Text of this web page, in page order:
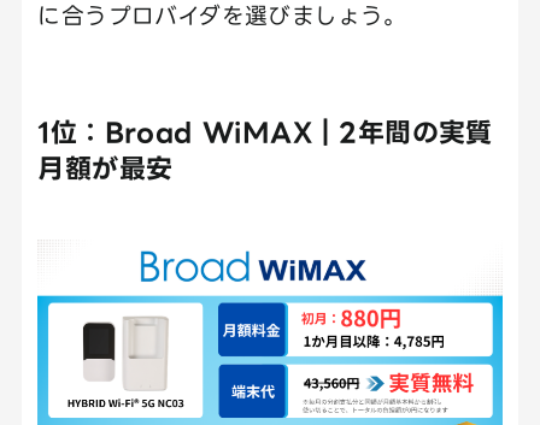
に合うプロバイダを選びましょう。
1位：Broad WiMAX｜2年間の実質
月額が最安